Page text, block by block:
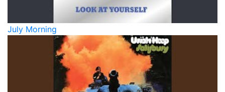
July Morning